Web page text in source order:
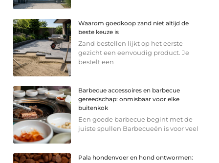
Waarom goedkoop zand niet altijd de
beste keuze is
Zand bestellen lijkt op het eerste
gezicht een eenvoudig product. Je
bestelt een
Barbecue accessoires en barbecue
gereedschap: onmisbaar voor elke
buitenkok
Een goede barbecue begint met de
juiste spullen Barbecueën is voor veel
Pala hondenvoer en hond ontwormen: